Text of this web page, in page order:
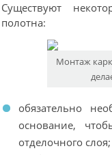
Существуют
полотна:
Монтаж
обязательно
основание,
отделочного слоя;